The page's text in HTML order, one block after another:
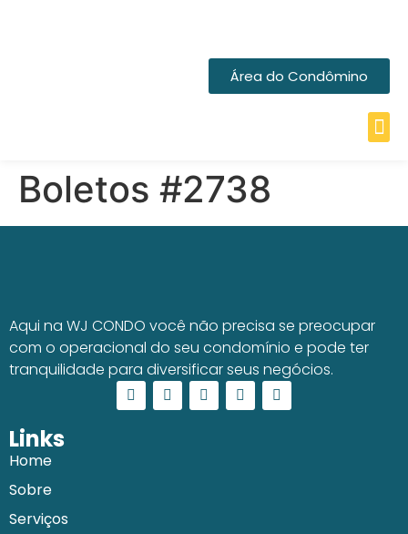
Área do Condômino
Boletos #2738
Aqui na WJ CONDO você não precisa se preocupar
com o operacional do seu condomínio e pode ter
tranquilidade para diversificar seus negócios.
Links
Home
Sobre
Serviços